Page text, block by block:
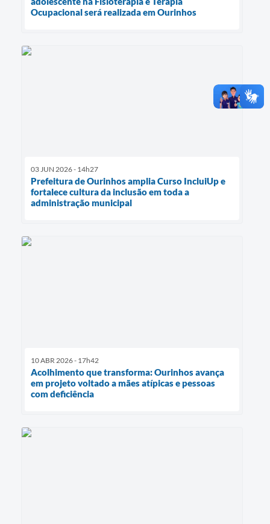
Ocupacional será realizada em Ourinhos
03 JUN 2026 - 14h27
Prefeitura de Ourinhos amplia Curso IncluiUp e
fortalece cultura da inclusão em toda a
administração municipal
10 ABR 2026 - 17h42
Acolhimento que transforma: Ourinhos avança
em projeto voltado a mães atípicas e pessoas
com deficiência